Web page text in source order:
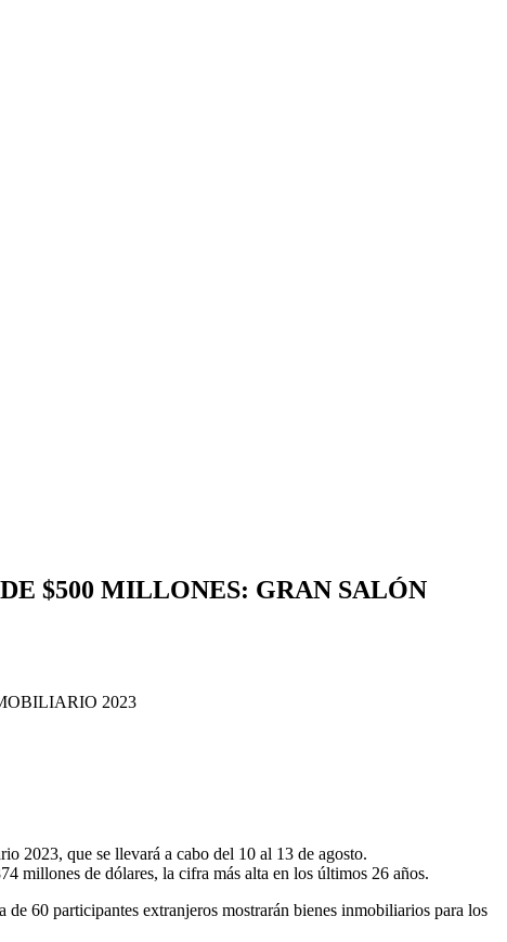
$500 MILLONES: GRAN SALÓN
2023, que se llevará a cabo del 10 al 13 de agosto.
millones de dólares, la cifra más alta en los últimos 26 años.
60 participantes extranjeros mostrarán bienes inmobiliarios para los